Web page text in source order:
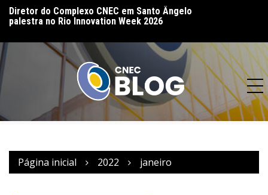
palestra no Rio Innovation Week 2026
CNEC realiza 16ª Assembleia Geral em
Bento Gonçalves – RS
Página inicial 2022 janeiro